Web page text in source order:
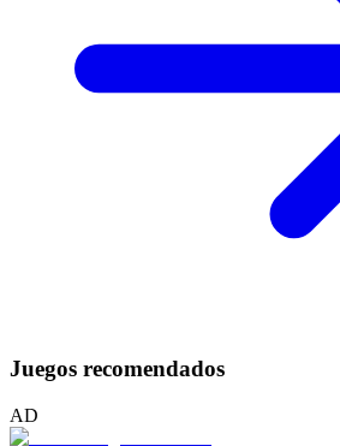
Juegos recomendados
AD